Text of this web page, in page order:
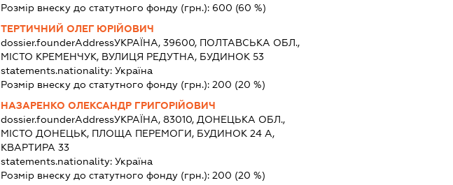
Розмір внеску до статутного фонду (грн.): 600 (60 %)
ТЕРТИЧНИЙ ОЛЕГ ЮРІЙОВИЧ
dossier.founderAddressУКРАЇНА, 39600, ПОЛТАВСЬКА ОБЛ.,
МІСТО КРЕМЕНЧУК, ВУЛИЦЯ РЕДУТНА, БУДИНОК 53
statements.nationality:Україна
Розмір внеску до статутного фонду (грн.):200 (20 %)
НАЗАРЕНКО ОЛЕКСАНДР ГРИГОРІЙОВИЧ
dossier.founderAddressУКРАЇНА, 83010, ДОНЕЦЬКА ОБЛ.,
МІСТО ДОНЕЦЬК, ПЛОЩА ПЕРЕМОГИ, БУДИНОК 24 А,
КВАРТИРА 33
statements.nationality:Україна
Розмір внеску до статутного фонду (грн.):200 (20 %)